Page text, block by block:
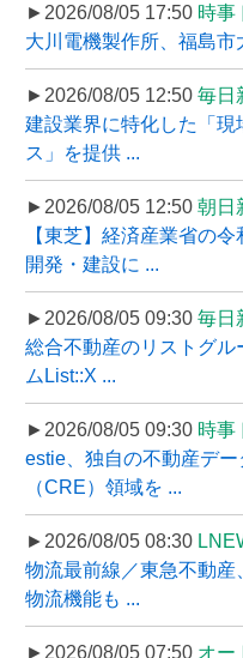
►2026/08/05 17:50 時事
大川電機製作所、福島
►2026/08/05 12:50 毎日
建設業界に特化した「
ス」を提供 ...
►2026/08/05 12:50 朝日
【東芝】経済産業省の
開発・建設に ...
►2026/08/05 09:30 毎日
総合不動産のリストグ
ムList::X ...
►2026/08/05 09:30 時事
estie、独自の不動産デ
（CRE）領域を ...
►2026/08/05 08:30
物流最前線／東急不動
物流機能も ...
►2026/08/05 07:50 オー